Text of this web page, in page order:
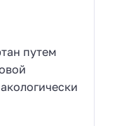
путем